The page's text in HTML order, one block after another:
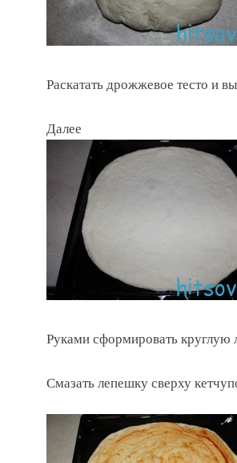
Раскатать дрожжевое тесто и
Далее
Руками сформировать круглую
Смазать лепешку сверху